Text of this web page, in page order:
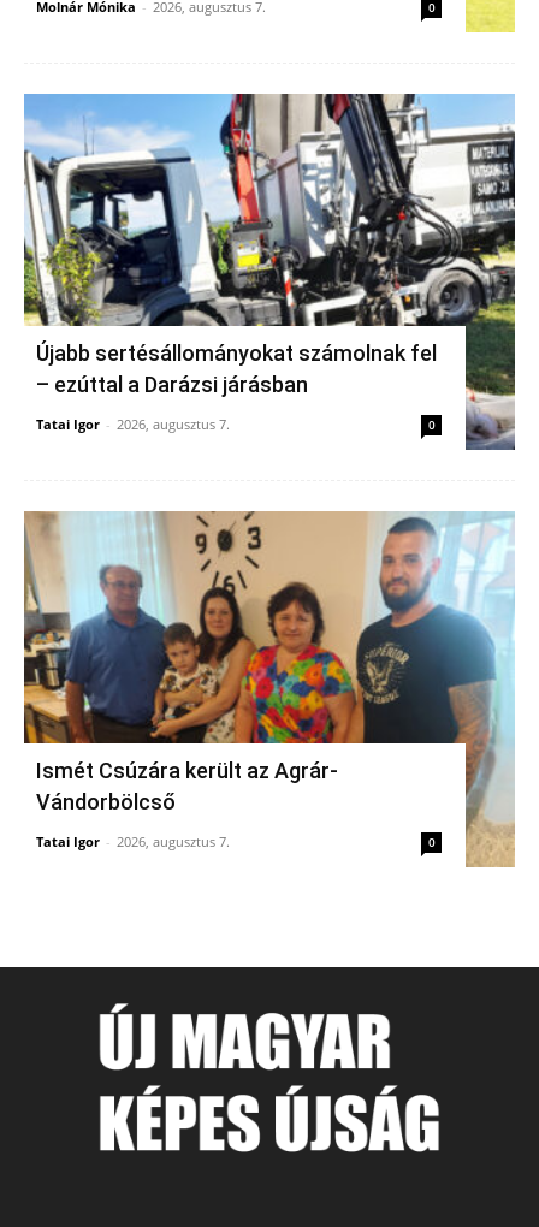
Molnár Mónika - 2026, augusztus 7. 0
Újabb sertésállományokat számolnak fel
– ezúttal a Darázsi járásban
Tatai Igor - 2026, augusztus 7. 0
Ismét Csúzára került az Agrár-
Vándorbölcső
Tatai Igor - 2026, augusztus 7. 0